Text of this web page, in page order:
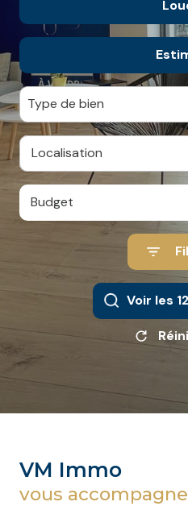
Type de bien
Budget
Voir les 12
VM Immo
vous accompagne